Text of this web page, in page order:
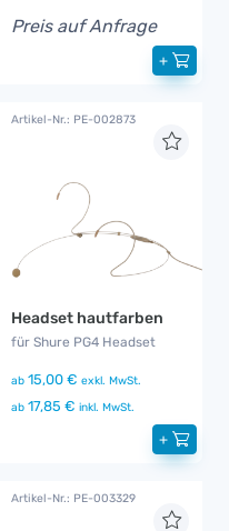
Preis auf Anfrage
+
Artikel-Nr.: PE-002873
Headset hautfarben
für Shure PG4 Headset
ab 15,00 € exkl. MwSt.
ab 17,85 € inkl. MwSt.
+
Artikel-Nr.: PE-003329